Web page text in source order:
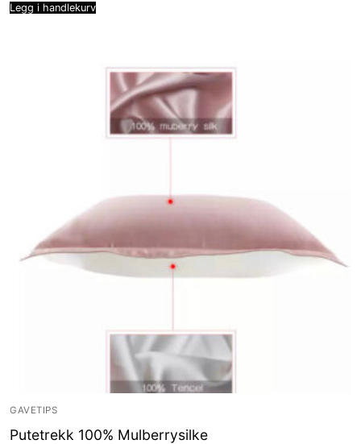
Legg i handlekurv
GAVETIPS
Putetrekk 100% Mulberrysilke